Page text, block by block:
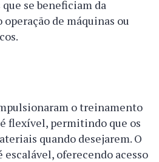
se beneficiam da
de máquinas ou
o treinamento
flexível, permitindo que os
quando desejarem. O
oferecendo acesso